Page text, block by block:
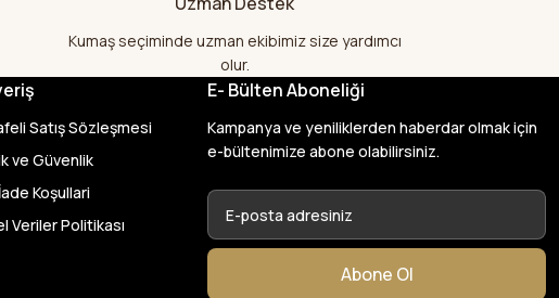
olarak çok
büyük kolaylık emeği
24/07/2026
Kumaş seçiminde uzman ekibimiz size yardımcı
olur.
Satış Sözleşmesi
ve Güvenlik
Koşullari
Veriler Politikası
E- Bülten Aboneliği
Kampanya ve yeniliklerden haberdar olmak için
e-bültenimize abone olabilirsiniz.
Abone Ol